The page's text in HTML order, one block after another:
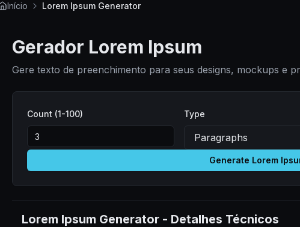
to main content
Início Lorem Ipsum Generator
Gerador Lorem Ipsum
Gere texto de preenchimento para seus designs, mockups e
Count (1-100) Type
Generate Lorem
Lorem Ipsum Generator - Detalhes Técnicos